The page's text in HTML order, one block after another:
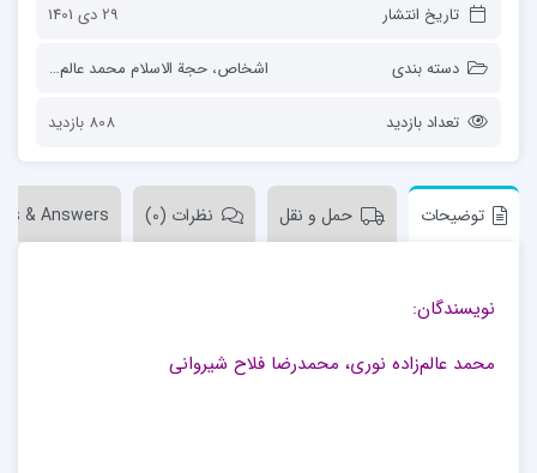
تاریخ انتشار 29 دی 1401
دسته بندی اشخاص، حجة الاسلام محمد عالم زاده نوری
تعداد بازدید 808 بازدید
توضیحات حمل و نقل نظرات (0) & Answers
نویسندگان:
محمد عالم‌زاده نوری، محمدرضا فلاح شیروانی